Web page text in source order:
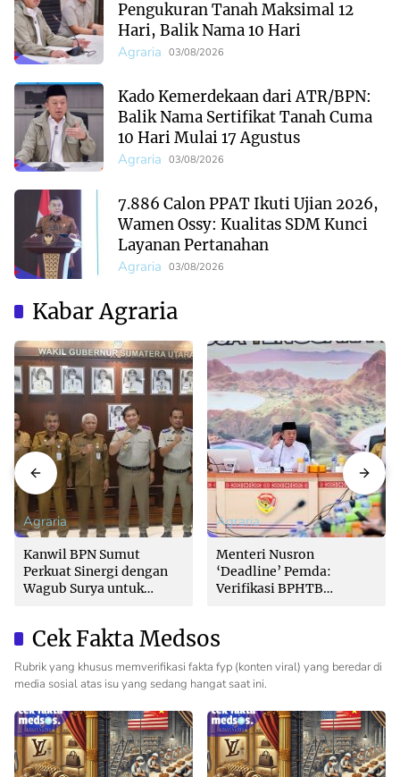
Pengukuran Tanah Maksimal 12
Hari, Balik Nama 10 Hari
Agraria 03/08/2026
Kado Kemerdekaan dari ATR/BPN:
Balik Nama Sertifikat Tanah Cuma
10 Hari Mulai 17 Agustus
Agraria 03/08/2026
7.886 Calon PPAT Ikuti Ujian 2026,
Wamen Ossy: Kualitas SDM Kunci
Layanan Pertanahan
Agraria 03/08/2026
Kabar Agraria
Agraria
Kanwil BPN Sumut
Perkuat Sinergi dengan
Wagub Surya untuk
Agraria
Menteri Nusron
‘Deadline’ Pemda:
Verifikasi BPHTB
Lambat!
Cek Fakta Medsos
Rubrik yang khusus memverifikasi fakta fyp (konten viral) yang beredar di
media sosial atas isu yang sedang hangat saat ini.